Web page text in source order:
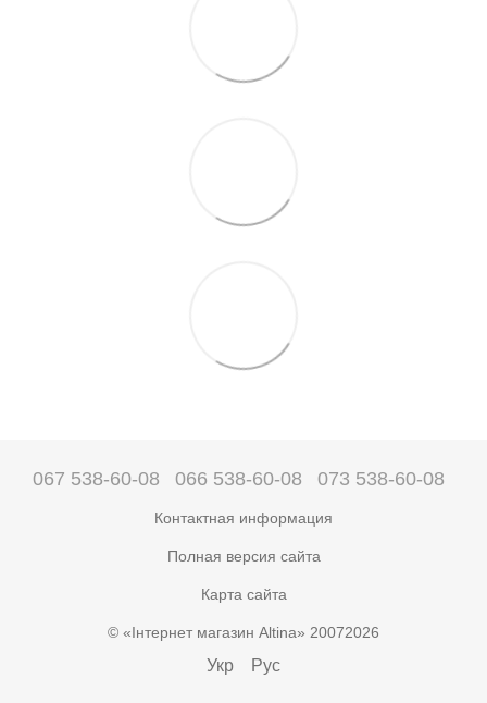
067 538-60-08 066 538-60-08 073 538-60-08
Контактная информация
Полная версия сайта
Карта сайта
© «Інтернет магазин Altina» 20072026
Укр Рус